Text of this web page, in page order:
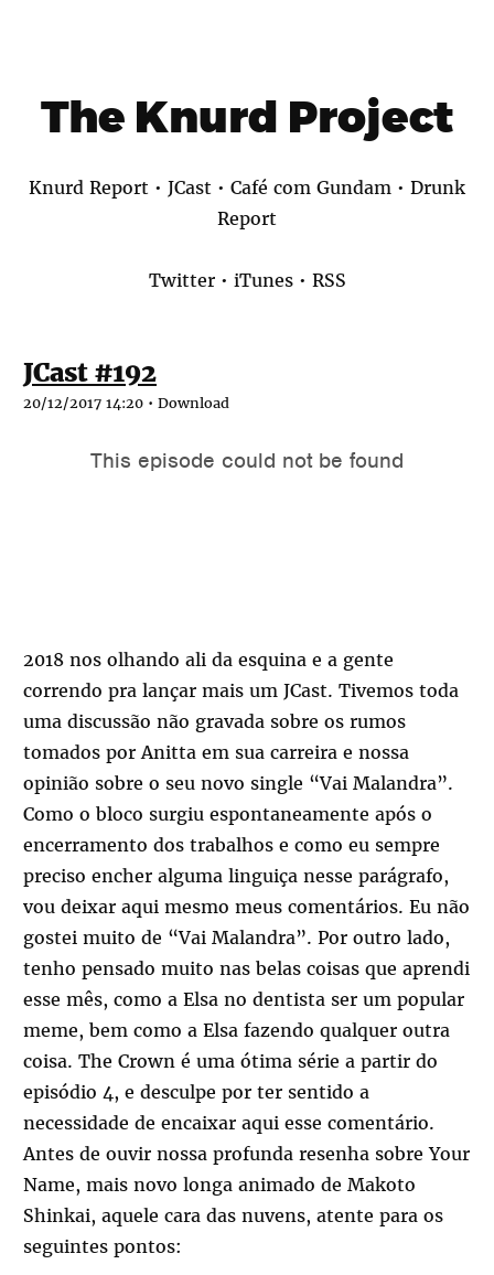
The Knurd Project
Knurd Report • JCast • Café com Gundam • Drunk
Report
Twitter • iTunes • RSS
JCast #192
20/12/2017 14:20 • Download
2018 nos olhando ali da esquina e a gente
correndo pra lançar mais um JCast. Tivemos toda
uma discussão não gravada sobre os rumos
tomados por Anitta em sua carreira e nossa
opinião sobre o seu novo single “Vai Malandra”.
Como o bloco surgiu espontaneamente após o
encerramento dos trabalhos e como eu sempre
preciso encher alguma linguiça nesse parágrafo,
vou deixar aqui mesmo meus comentários. Eu não
gostei muito de “Vai Malandra”. Por outro lado,
tenho pensado muito nas belas coisas que aprendi
esse mês, como a Elsa no dentista ser um popular
meme, bem como a Elsa fazendo qualquer outra
coisa. The Crown é uma ótima série a partir do
episódio 4, e desculpe por ter sentido a
necessidade de encaixar aqui esse comentário.
Antes de ouvir nossa profunda resenha sobre Your
Name, mais novo longa animado de Makoto
Shinkai, aquele cara das nuvens, atente para os
seguintes pontos: